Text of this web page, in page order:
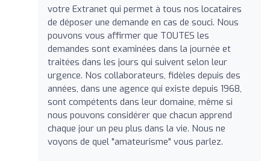
votre Extranet qui permet à tous nos locataires
de déposer une demande en cas de souci. Nous
pouvons vous affirmer que TOUTES les
demandes sont examinées dans la journée et
traitées dans les jours qui suivent selon leur
urgence. Nos collaborateurs, fidèles depuis des
années, dans une agence qui existe depuis 1968,
sont compétents dans leur domaine, même si
nous pouvons considérer que chacun apprend
chaque jour un peu plus dans la vie. Nous ne
voyons de quel "amateurisme" vous parlez.